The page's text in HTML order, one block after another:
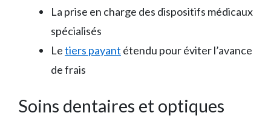
La prise en charge des dispositifs médicaux
spécialisés
Letiers payant étendu pour éviter l’avance
de frais
Soins dentaires et optiques